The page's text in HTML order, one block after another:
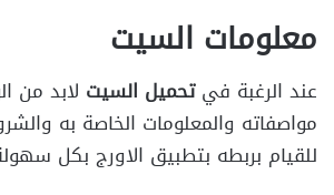
معلومات السيت
عند الرغبة فيتحميل السيت لابد من
مواصفاته والمعلومات الخاصة به
للقيام بربطه بتطبيق الاورج بكل